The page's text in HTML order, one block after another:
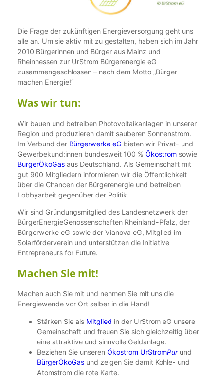
Die Frage der zukünftigen Energieversorgung geht uns
alle an. Um sie aktiv mit zu gestalten, haben sich im Jahr
2010 Bürgerinnen und Bürger aus Mainz und
Rheinhessen zur UrStrom Bürgerenergie eG
zusammengeschlossen – nach dem Motto „Bürger
machen Energie!“
Was wir tun:
Wir bauen und betreiben Photovoltaikanlagen in unserer
Region und produzieren damit sauberen Sonnenstrom.
Im Verbund der Bürgerwerke eG bieten wir Privat- und
Gewerbekund:innen bundesweit 100 %Ökostrom sowie
BürgerÖkoGas aus Deutschland. Als Gemeinschaft mit
gut 900 Mitgliedern informieren wir die Öffentlichkeit
über die Chancen der Bürgerenergie und betreiben
Lobbyarbeit gegenüber der Politik.
Wir sind Gründungsmitglied des Landesnetzwerk der
BürgerEnergieGenossenschaften Rheinland-Pfalz, der
Bürgerwerke eG sowie der Vianova eG, Mitglied im
Solarförderverein und unterstützen die Initiative
Entrepreneurs for Future.
Machen Sie mit!
Machen auch Sie mit und nehmen Sie mit uns die
Energiewende vor Ort selber in die Hand!
Stärken Sie als Mitglied in der UrStrom eG unsere
Gemeinschaft und freuen Sie sich gleichzeitig über
eine attraktive und sinnvolle Geldanlage.
Beziehen Sie unserenÖkostrom UrStromPurund
BürgerÖkoGas und zeigen Sie damit Kohle- und
Atomstrom die rote Karte.